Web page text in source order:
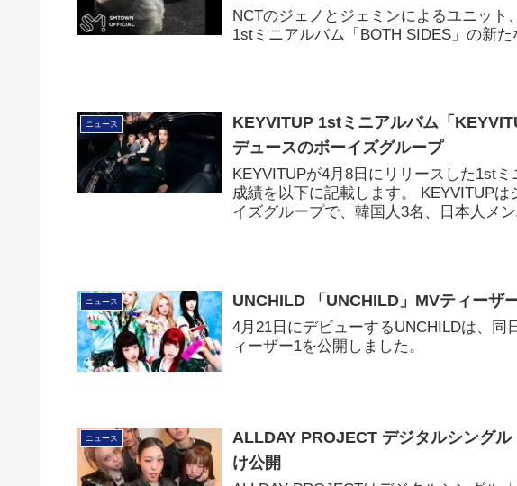
NCTのジェノとジェミンによるユニット
1stミニアルバム「BOTH SIDES」の新
ニュース
KEYVITUP 1stミニアルバム「
デュースのボーイズグループ
KEYVITUPが4月8日にリリースした1st
成績を以下に記載します。 KEYVITUP
イズグループで、韓国人3名、日本人メ
ニュース UNCHILD 「UNCHILD」MVティーザ
4月21日にデビューするUNCHILDは、同
ィーザー1を公開しました。
ニュース
ALLDAY PROJECT デジタルシング
け公開